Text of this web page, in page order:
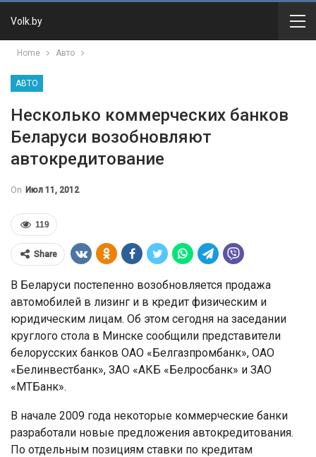
Volk.by
Home Авто
АВТО
Несколько коммерческих банков
Беларуси возобновляют
автокредитование
On Июл 11, 2012
119
Share
В Беларуси постепенно возобновляется продажа
автомобилей в лизинг и в кредит физическим и
юридическим лицам. Об этом сегодня на заседании
круглого стола в Минске сообщили представители
белорусских банков ОАО «Белгазпромбанк», ОАО
«Белинвестбанк», ЗАО «АКБ «Белросбанк» и ЗАО
«МТБанк».
В начале 2009 года некоторые коммерческие банки
разработали новые предложения автокредитования.
По отдельным позициям ставки по кредитам